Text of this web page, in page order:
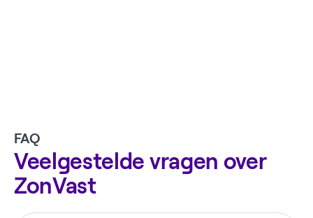
FAQ
Veelgestelde vragen over
ZonVast